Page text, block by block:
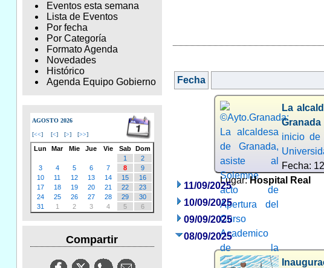
Eventos esta semana
Lista de Eventos
Por fecha
Por Categoría
Formato Agenda
Novedades
Histórico
Agenda Equipo Gobierno
AGOSTO 2026
[<<] [<] [>] [>>]
Lun Mar Mie Jue Vie Sab
Dom
1
2
3
4 5 6 7 8
9
10
11 12 13 14 15
16
17
18 19 20 21 22
23
24
25 26 27 28 29
30
31
1 2 3 4 5 6
Compartir
Fecha
La
Granada
inicio de
Fecha:
Lugar:Hospital Real
11/09/2025
10/09/2025
09/09/2025
08/09/2025